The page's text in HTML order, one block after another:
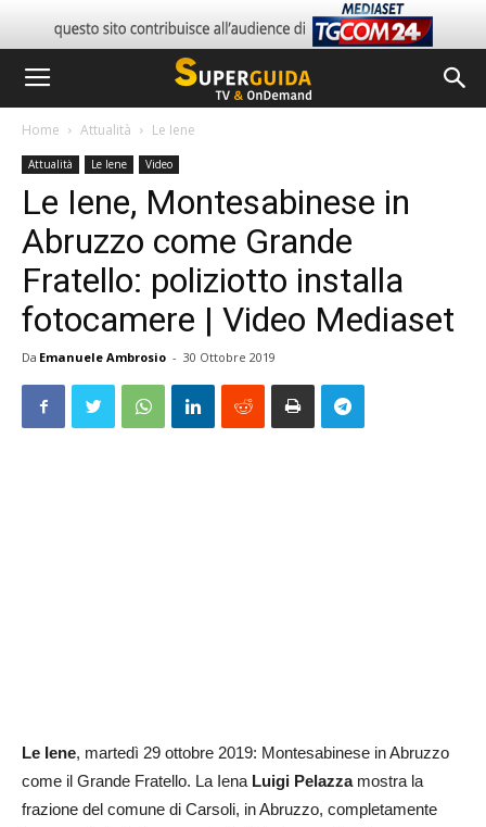
Home Attualità Le Iene
Attualità Le Iene Video
Le Iene, Montesabinese in
Abruzzo come Grande
Fratello: poliziotto installa
fotocamere | Video Mediaset
Da Emanuele Ambrosio - 30 Ottobre 2019
Le Iene, martedì 29 ottobre 2019: Montesabinese in Abruzzo
come il Grande Fratello. La Iena Luigi Pelazzamostra la
frazione del comune di Carsoli, in Abruzzo, completamente